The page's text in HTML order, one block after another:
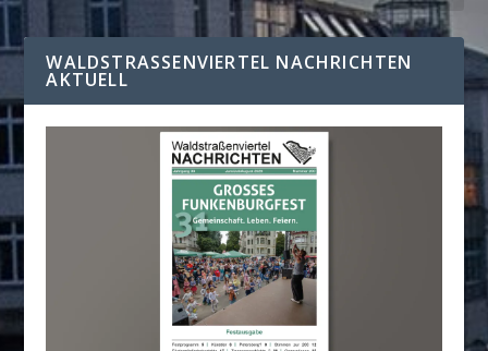
WALDSTRASSENVIERTEL NACHRICHTEN A
KTUELL